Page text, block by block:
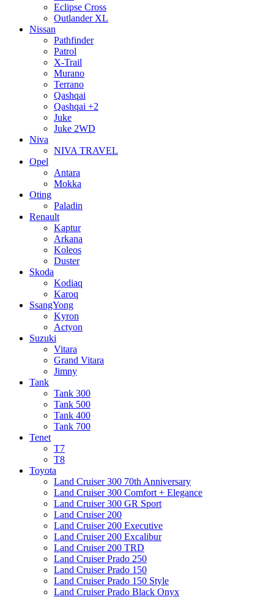
Eclipse Cross
Outlander XL
Nissan
Pathfinder
Patrol
X-Trail
Murano
Terrano
Qashqai
Qashqai +2
Juke
Juke 2WD
Niva
NIVA TRAVEL
Opel
Antara
Mokka
Oting
Paladin
Renault
Kaptur
Arkana
Koleos
Duster
Skoda
Kodiaq
Karoq
SsangYong
Kyron
Actyon
Suzuki
Vitara
Grand Vitara
Jimny
Tank
Tank 300
Tank 500
Tank 400
Tank 700
Tenet
T7
T8
Toyota
Land Cruiser 300 70th Anniversary
Land Cruiser 300 Comfort + Elegance
Land Cruiser 300 GR Sport
Land Cruiser 200
Land Cruiser 200 Executive
Land Cruiser 200 Excalibur
Land Cruiser 200 TRD
Land Cruiser Prado 250
Land Cruiser Prado 150
Land Cruiser Prado 150 Style
Land Cruiser Prado Black Onyx